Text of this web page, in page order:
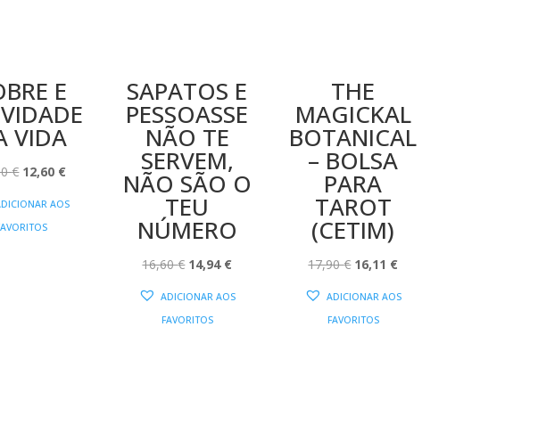
E
VIDA
€ O
12,60 €O
AOS
SAPATOS E
PESSOASSE
NÃO TE
SERVEM,
NÃO SÃO O
TEU
NÚMERO
16,60€ O
14,94 €O
ADICIONAR AOS
FAVORITOS
THE
MAGICKAL
BOTANICAL
– BOLSA
PARA
TAROT
(CETIM)
17,90€ O
16,11 €O
ADICIONAR AOS
FAVORITOS